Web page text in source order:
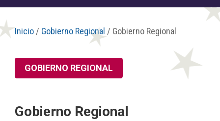
Inicio / Gobierno Regional / Gobierno Regional
GOBIERNO REGIONAL
Gobierno Regional